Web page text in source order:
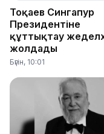
Тоқаев Сингапур
Президентіне
құттықтау
жолдады
Бүгін, 10:01